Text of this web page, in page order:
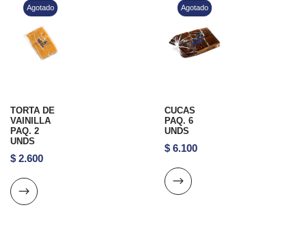
Agotado
TORTA DE
VAINILLA
PAQ. 2
UNDS
$ 2.600
Agotado
CUCAS
PAQ. 6
UNDS
$6.100